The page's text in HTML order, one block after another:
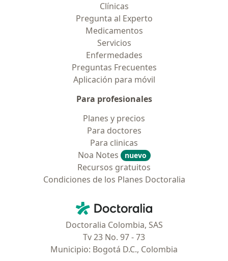
Clínicas
Pregunta al Experto
Medicamentos
Servicios
Enfermedades
Preguntas Frecuentes
Aplicación para móvil
Para profesionales
Planes y precios
Para doctores
Para clinicas
Noa Notes
nuevo
Recursos gratuitos
Condiciones de los Planes Doctoralia
Doctoralia - Página de inicio
Doctoralia Colombia, SAS
Tv 23 No. 97 - 73
Municipio: Bogotá D.C., Colombia